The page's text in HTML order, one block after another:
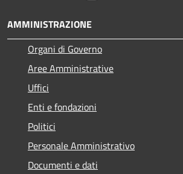
AMMINISTRAZIONE
Organi di Governo
Aree Amministrative
Uffici
Enti e fondazioni
Politici
Personale Amministrativo
Documenti e dati